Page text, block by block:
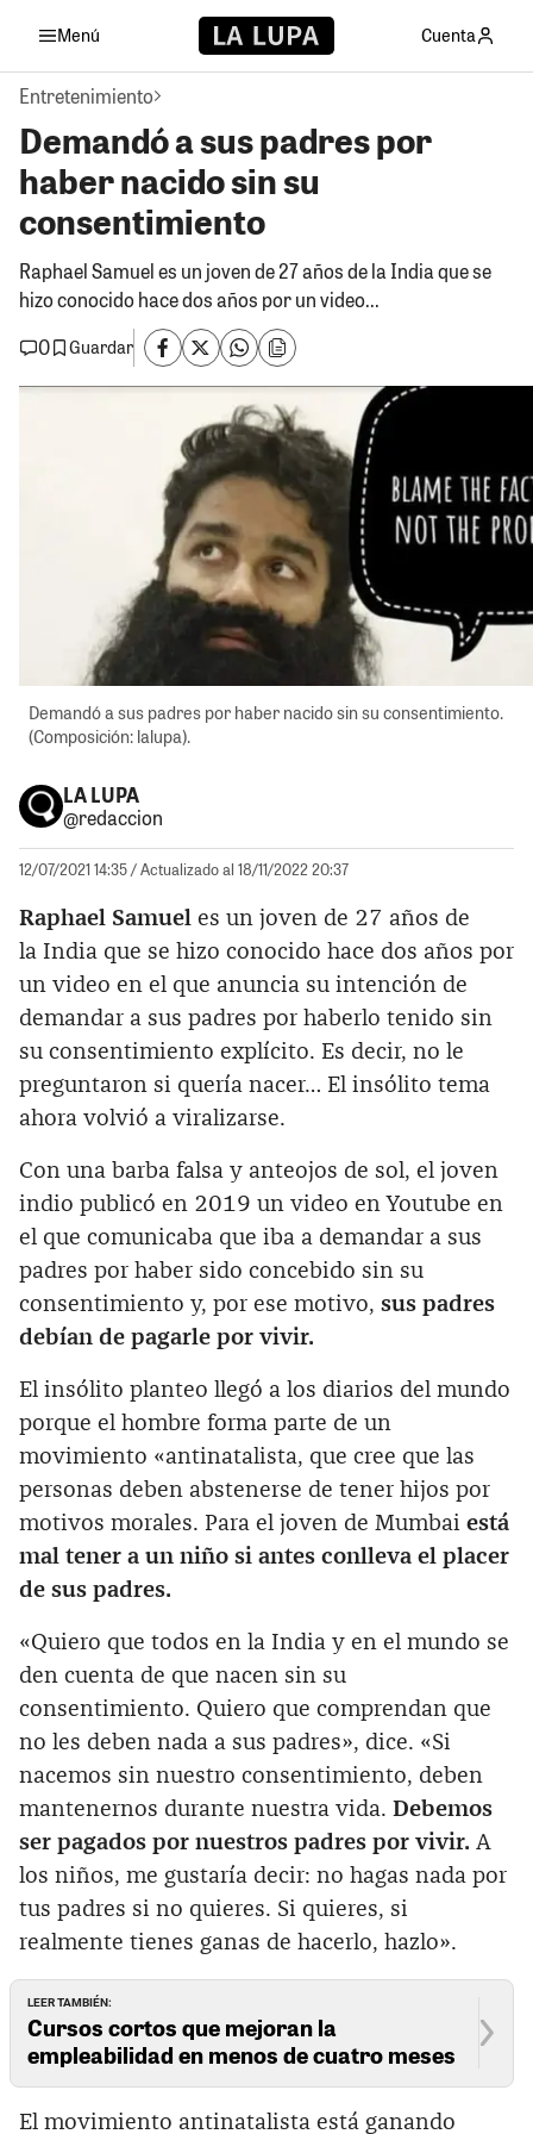
Menú Cuenta
Entretenimiento
Demandó a sus padres por
haber nacido sin su
consentimiento
Raphael Samuel es un joven de 27 años de la India que se
hizo conocido hace dos años por un video...
0
Guardar
Demandó a sus padres por haber nacido sin su consentimiento.
(Composición: lalupa).
LA LUPA
@redaccion
12/07/2021 14:35/ Actualizado al 18/11/2022 20:37
Raphael Samuel es un joven de 27 años de
la India que se hizo conocido hace dos años por
un video en el que anuncia su intención de
demandar a sus padres por haberlo tenido sin
su consentimiento explícito. Es decir, no le
preguntaron si quería nacer… El insólito tema
ahora volvió a viralizarse.
Con una barba falsa y anteojos de sol, el joven
indio publicó en 2019 un video en Youtube en
el que comunicaba que iba a demandar a sus
padres por haber sido concebido sin su
consentimiento y, por ese motivo, sus padres
debían de pagarle por vivir.
El insólito planteo llegó a los diarios del mundo
porque el hombre forma parte de un
movimiento «antinatalista, que cree que las
personas deben abstenerse de tener hijos por
motivos morales. Para el joven de Mumbai está
mal tener a un niño si antes conlleva el placer
de sus padres.
«Quiero que todos en la India y en el mundo se
den cuenta de que nacen sin su
consentimiento. Quiero que comprendan que
no les deben nada a sus padres», dice. «Si
nacemos sin nuestro consentimiento, deben
mantenernos durante nuestra vida. Debemos
ser pagados por nuestros padres por vivir. A
los niños, me gustaría decir: no hagas nada por
tus padres si no quieres. Si quieres, si
realmente tienes ganas de hacerlo, hazlo».
LEER TAMBIÉN:
Cursos cortos que mejoran la
empleabilidad en menos de cuatro meses
El movimiento antinatalista está ganando